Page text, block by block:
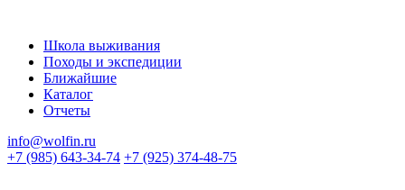
Школа выживания
Походы и экспедиции
Ближайшие
Каталог
Отчеты
info@wolfin.ru
+7 (985) 643-34-74 +7 (925) 374-48-75